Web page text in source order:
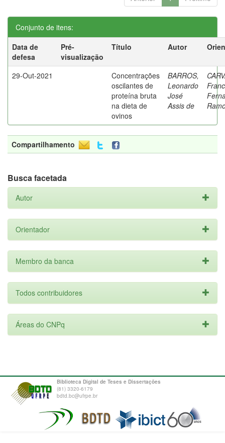
Conjunto de itens:
Data de
defesa
Pré-
visualização
Título Autor
29-Out-2021
Concentrações
oscilantes de
proteína bruta
na dieta de
ovinos
BARROS,
Leonardo
José
Assis de
Compartilhamento
Busca facetada
Autor
Orientador
Membro da banca
Todos contribuidores
Áreas do CNPq
Biblioteca Digital de Teses e Dissertações
(81) 3320-6179
bdtd.bc@ufrpe.br